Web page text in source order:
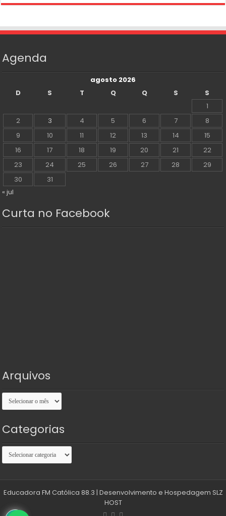
Agenda
agosto 2026
D
S T Q Q S
S
1
2
3 4 5 6 7
8
9
10 11 12 13 14
15
16
17 18 19 20 21
22
23
24 25 26 27 28
29
30
31
« jul
Curta no Facebook
Arquivos
Arquivos
Categorias
Categorias
Educadora FM Católica 88.3 | Desenvolvimento e Hospedagem SLZ
HOST